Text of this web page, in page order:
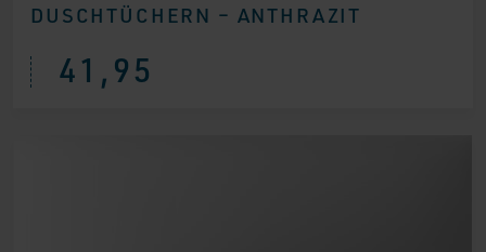
DUSCHTÜCHERN – ANTHRAZIT
41,95